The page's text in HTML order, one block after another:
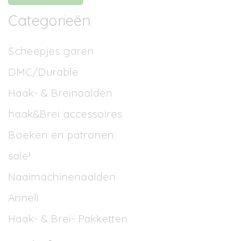
Categorieën
Scheepjes garen
DMC/Durable
Haak- & Breinaalden
haak&Brei accessoires
Boeken en patronen
sale!
Naaimachinenaalden
Annell
Haak- & Brei- Pakketten